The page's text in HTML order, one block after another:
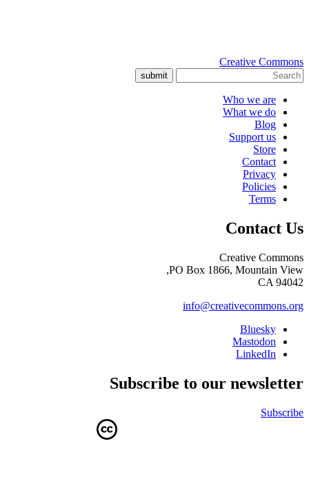
Creative Commons
submit
Who we are
What we do
Blog
Support us
Store
Contact
Privacy
Policies
Terms
Contact Us
Creative Commons
PO Box 1866, Mountain View,
CA 94042
info@creativecommons.org
Bluesky
Mastodon
LinkedIn
Subscribe to our newsletter
Subscribe